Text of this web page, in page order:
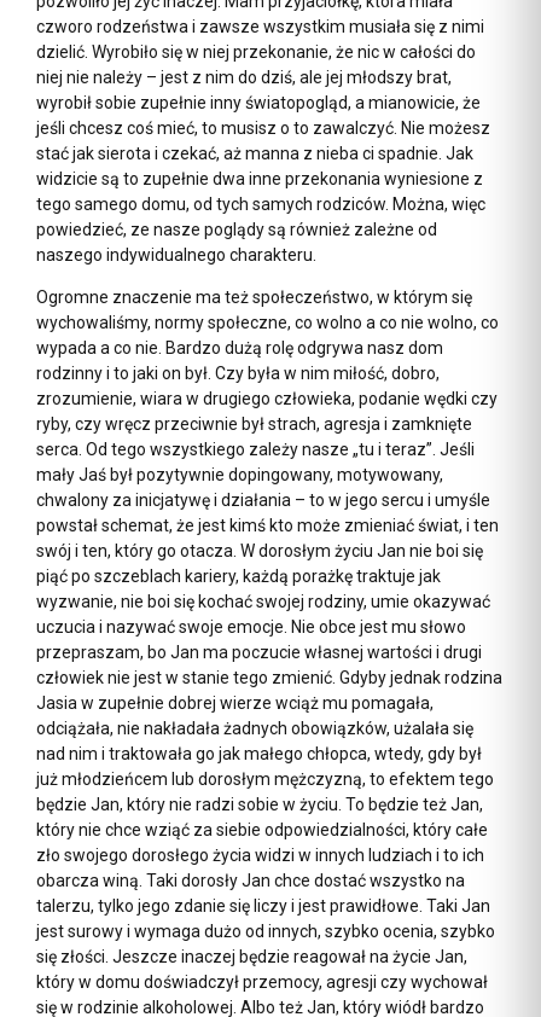
czworo rodzeństwa i zawsze wszystkim musiała się z nimi
dzielić. Wyrobiło się w niej przekonanie, że nic w całości do
niej nie należy – jest z nim do dziś, ale jej młodszy brat,
wyrobił sobie zupełnie inny światopogląd, a mianowicie, że
jeśli chcesz coś mieć, to musisz o to zawalczyć. Nie możesz
stać jak sierota i czekać, aż manna z nieba ci spadnie. Jak
widzicie są to zupełnie dwa inne przekonania wyniesione z
tego samego domu, od tych samych rodziców. Można, więc
powiedzieć, ze nasze poglądy są również zależne od
naszego indywidualnego charakteru.
Ogromne znaczenie ma też społeczeństwo, w którym się
wychowaliśmy, normy społeczne, co wolno a co nie wolno, co
wypada a co nie. Bardzo dużą rolę odgrywa nasz dom
rodzinny i to jaki on był. Czy była w nim miłość, dobro,
zrozumienie, wiara w drugiego człowieka, podanie wędki czy
ryby, czy wręcz przeciwnie był strach, agresja i zamknięte
serca. Od tego wszystkiego zależy nasze „tu i teraz”. Jeśli
mały Jaś był pozytywnie dopingowany, motywowany,
chwalony za inicjatywę i działania – to w jego sercu i umyśle
powstał schemat, że jest kimś kto może zmieniać świat, i ten
swój i ten, który go otacza. W dorosłym życiu Jan nie boi się
piąć po szczeblach kariery, każdą porażkę traktuje jak
wyzwanie, nie boi się kochać swojej rodziny, umie okazywać
uczucia i nazywać swoje emocje. Nie obce jest mu słowo
przepraszam, bo Jan ma poczucie własnej wartości i drugi
człowiek nie jest w stanie tego zmienić. Gdyby jednak rodzina
Jasia w zupełnie dobrej wierze wciąż mu pomagała,
odciążała, nie nakładała żadnych obowiązków, użalała się
nad nim i traktowała go jak małego chłopca, wtedy, gdy był
już młodzieńcem lub dorosłym mężczyzną, to efektem tego
będzie Jan, który nie radzi sobie w życiu. To będzie też Jan,
który nie chce wziąć za siebie odpowiedzialności, który całe
zło swojego dorosłego życia widzi w innych ludziach i to ich
obarcza winą. Taki dorosły Jan chce dostać wszystko na
talerzu, tylko jego zdanie się liczy i jest prawidłowe. Taki Jan
jest surowy i wymaga dużo od innych, szybko ocenia, szybko
się złości. Jeszcze inaczej będzie reagował na życie Jan,
który w domu doświadczył przemocy, agresji czy wychował
się w rodzinie alkoholowej. Albo też Jan, który wiódł bardzo